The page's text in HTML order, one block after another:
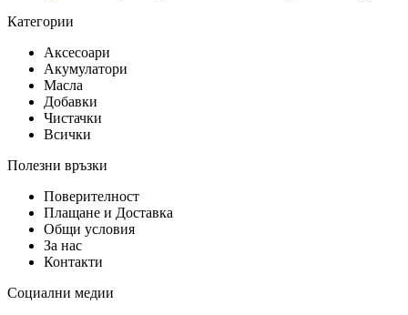
Категории
Аксесоари
Акумулатори
Масла
Добавки
Чистачки
Всички
Полезни връзки
Поверителност
Плащане и Доставка
Общи условия
За нас
Контакти
Социални медии